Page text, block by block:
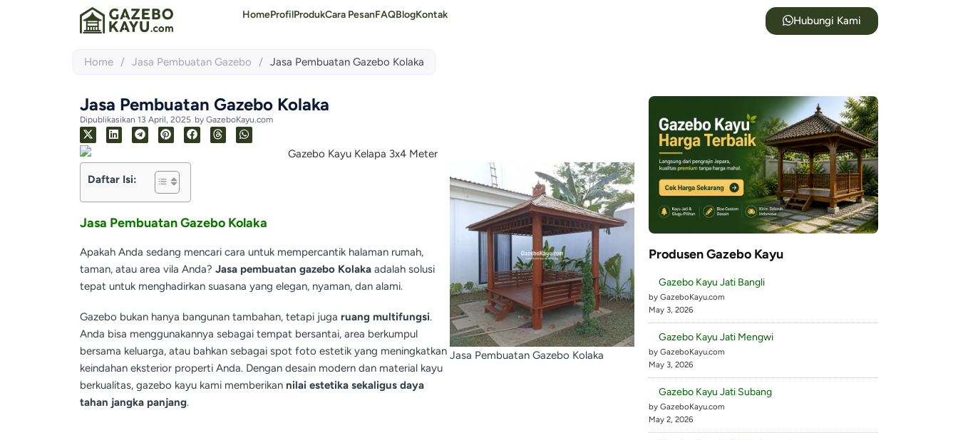
HomeProfilProdukCara PesanFAQBlogKontak Hubungi Kami
Home / Jasa Pembuatan Gazebo / Jasa Pembuatan Gazebo Kolaka
Jasa Pembuatan Gazebo Kolaka
Dipublikasikan 13 April, 2025 by GazeboKayu.com
Daftar Isi:
Jasa Pembuatan Gazebo Kolaka
Apakah Anda sedang mencari cara untuk mempercantik halaman rumah,
taman, atau area vila Anda? Jasa pembuatan gazebo Kolaka adalah solusi
tepat untuk menghadirkan suasana yang elegan, nyaman, dan alami.
Gazebo bukan hanya bangunan tambahan, tetapi juga ruang multifungsi.
Anda bisa menggunakannya sebagai tempat bersantai, area berkumpul
bersama keluarga, atau bahkan sebagai spot foto estetik yang meningkatkan
keindahan eksterior properti Anda. Dengan desain modern dan material kayu
berkualitas, gazebo kayu kami memberikan nilai estetika sekaligus daya
tahan jangka panjang.
Jasa Pembuatan Gazebo Kolaka
Produsen Gazebo Kayu
Gazebo Kayu Jati Bangli
by GazeboKayu.com
May 3, 2026
Gazebo Kayu Jati Mengwi
by GazeboKayu.com
May 3, 2026
Gazebo Kayu Jati Subang
by GazeboKayu.com
May 2, 2026